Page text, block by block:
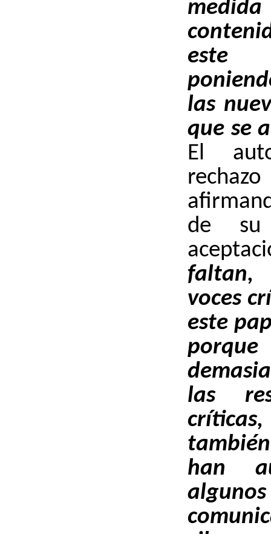
este
las
que se
El
de su
faltan,
voces
este
las
han